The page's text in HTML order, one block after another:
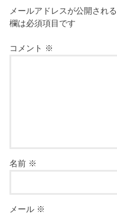
メールアドレスが公開され
欄は必須項目です
コメント ※
名前 ※
メール ※